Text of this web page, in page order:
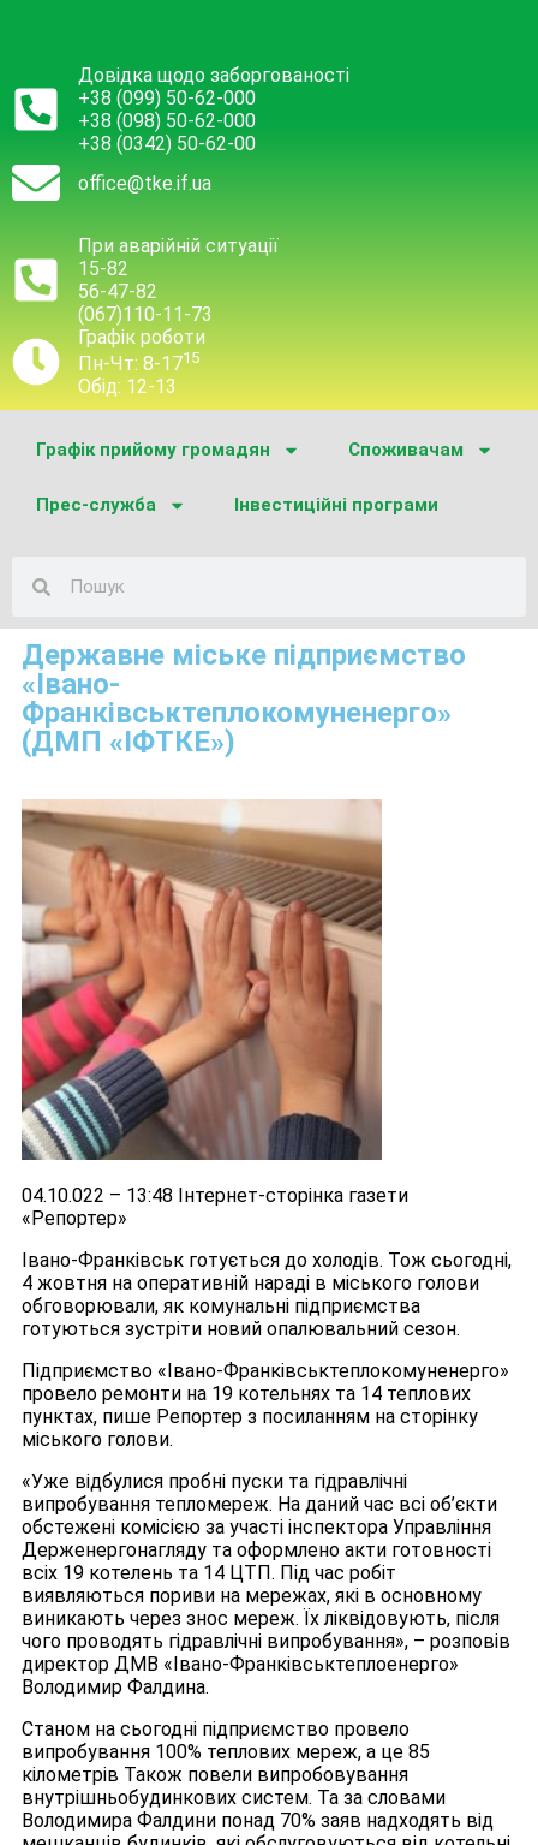
Довідка щодо заборгованості
+38 (099) 50-62-000
+38 (098) 50-62-000
+38 (0342) 50-62-00
office@tke.if.ua
При аварійній ситуації
15-82
56-47-82
(067)110-11-73
Графік роботи
Пн-Чт: 8-1715
Обід: 12-13
Графік прийому громадян Споживачам
Прес-служба Інвестиційні програми
Державне міське підприємство
«Івано-
Франківськтеплокомуненерго»
(ДМП «ІФТКЕ»)
04.10.022 – 13:48 Інтернет-сторінка газети
«Репортер»
Івано-Франківськ готується до холодів. Тож сьогодні,
4 жовтня на оперативній нараді в міського голови
обговорювали, як комунальні підприємства
готуються зустріти новий опалювальний сезон.
Підприємство «Івано-Франківськтеплокомуненерго»
провело ремонти на 19 котельнях та 14 теплових
пунктах, пише Репортер з посиланням на сторінку
міського голови.
«Уже відбулися пробні пуски та гідравлічні
випробування тепломереж. На даний час всі об’єкти
обстежені комісією за участі інспектора Управління
Держенергонагляду та оформлено акти готовності
всіх 19 котелень та 14 ЦТП. Під час робіт
виявляються пориви на мережах, які в основному
виникають через знос мереж. Їх ліквідовують, після
чого проводять гідравлічні випробування», – розповів
директор ДМВ «Івано-Франківськтеплоенерго»
Володимир Фалдина.
Станом на сьогодні підприємство провело
випробування 100% теплових мереж, а це 85
кілометрів Також повели випробовування
внутрішньобудинкових систем. Та за словами
Володимира Фалдини понад 70% заяв надходять від